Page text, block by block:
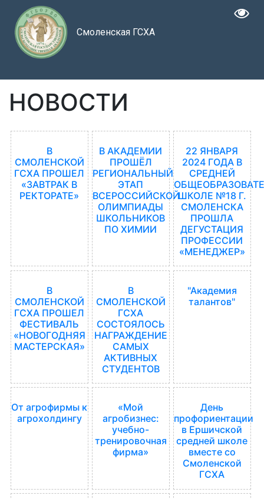
Смоленская ГСХА
НОВОСТИ
В
СМОЛЕНСКОЙ
ГСХА ПРОШЕЛ
«ЗАВТРАК В
РЕКТОРАТЕ»
В АКАДЕМИИ
ПРОШЁЛ
РЕГИОНАЛЬНЫЙ
ЭТАП
ВСЕРОССИЙСКОЙ
ОЛИМПИАДЫ
ШКОЛЬНИКОВ
ПО ХИМИИ
22 ЯНВАРЯ
2024 ГОДА В
СРЕДНЕЙ
ШКОЛЕ №18 Г.
СМОЛЕНСКА
ПРОШЛА
ДЕГУСТАЦИЯ
ПРОФЕССИИ
«МЕНЕДЖЕР»
В
СМОЛЕНСКОЙ
ГСХА ПРОШЕЛ
ФЕСТИВАЛЬ
«НОВОГОДНЯЯ
МАСТЕРСКАЯ»
В
СМОЛЕНСКОЙ
ГСХА
СОСТОЯЛОСЬ
НАГРАЖДЕНИЕ
САМЫХ
АКТИВНЫХ
СТУДЕНТОВ
"Академия
талантов"
От агрофирмы к
агрохолдингу
«Мой
агробизнес:
учебно-
тренировочная
фирма»
День
профориентации
в Ершичской
средней школе
вместе со
Смоленской
ГСХА